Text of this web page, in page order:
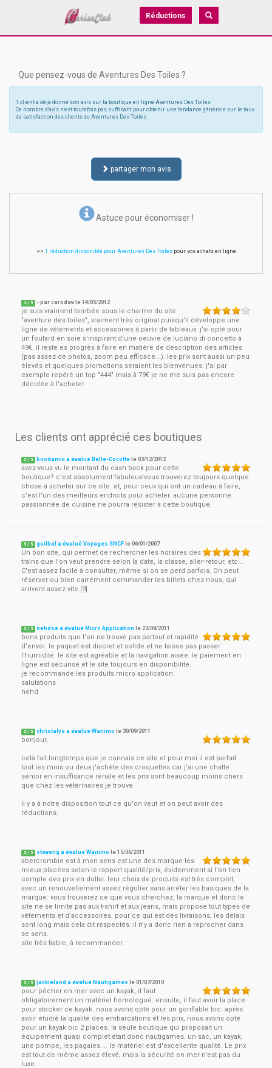
Réductions
Que pensez-vous de Aventures Des Toiles ?
1 client a déjà donné son avis sur la boutique en ligne Aventures Des Toiles
Ce nombre d'avis n'est toutefois pas suffisant pour obtenir une tendance générale sur le taux
de satisfaction des clients de Aventures Des Toiles
partager mon avis
Astuce pour économiser !
>> 1 réduction disponible pour Aventures Des Toilespour vos achats en ligne
4 / 5 - parcarodav le14/05/2012
je suis vraiment tombée sous le charme du site
"aventure des toiles", vraiment très original puisqu'il développe une
ligne de vêtements et accessoires à partir de tableaux. j'ai opté pour
un foulard en soie s'inspirant d'une oeuvre de luciano di concetto à
49€. il reste es progrès à faire en matière de description des articles
(pas assez de photos, zoom peu efficace...). les prix sont aussi un peu
élevés et quelques promotions seraient les bienvenues. j'ai par
exemple repéré un top "444" mais à 79€ je ne me suis pas encore
décidée à l'acheter.
Les clients ont apprécié ces boutiques
5 / 5 boodamix a évalué Belle-Cocotte le03/12/2012
avez-vous vu le montant du cash back pour cette
boutique? c'est absolument fabuleux!vous trouverez toujours quelque
chose à acheter sur ce site. et, pour ceux qui ont un cadeau à faire,
c'est l'un des meilleurs endroits pour acheter. aucune personne
passionnée de cuisine ne pourra résister à cette boutique.
5 / 5 guilbal a évalué Voyages SNCF le06/01/2007
Un bon site, qui permet de rechercher les horaires des
trains que l'on veut prendre selon la date, la classe, aller-retour, etc...
C'est assez facile à consulter, même si on se perd parfois. On peut
réserver ou bien carrément commander les billets chez nous, qui
arrivent assez vite.[9]
5 / 5 nehdse a évalué Micro Application le 23/08/2011
bons produits que l'on ne trouve pas partout et rapidité
d'envoi. le paquet est discret et solide et ne laisse pas passer
l'humidité. le site est agréable et la navigation aisée. le paiement en
ligne est sécurisé et le site toujours en disponibilité.
je recommande les produits micro application.
salutations
nehd
5 / 5 christalys a évalué Wanimo le30/09/2011
bonjour,
celà fait longtemps que je connais ce site et pour moi il est parfait.
tout les mois ou deux j'achète des croquettes car j'ai une chatte
sénior en insuffisance rénale et les prix sont beaucoup moins chers
que chez les vétérinaires je trouve.
il y a à notre disposition tout ce qu'on veut et on peut avoir des
réductions.
5 / 5 steveng a évalué Wanimo le15/06/2011
abercrombie est à mon sens est une des marque les
mieux placées selon le rapport qualité/prix, évidemment si l'on tien
compte des prix en dollar. leur choix de produits est très complet,
avec un renouvellement assez régulier sans arrêter les basiques de la
marque. vous trouverez ce que vous cherchez, la marque et donc le
site ne se limite pas aux t-shirt et aux jeans, mais propose tout types de
vêtements et d'accessoires. pour ce qui est des livraisons, les délais
sont long mais cela dit respectés. il n'y a donc rien à reprocher dans
se sens.
site très fiable, à recommander.
5 / 5 jackieland a évalué Nautigames le01/07/2010
pour pêcher en mer avec un kayak, il faut
obligatoirement un matériel homologué. ensuite, il faut avoir la place
pour stocker ce kayak. nous avons opté pour un gonflable bic. après
avoir étudié la qualité des embarcations et les prix, nous avons opté
pour un kayak bic 2 places. la seule boutique qui proposait un
équipement quasi complet était donc nautigames. un sac, un kayak,
une pompe, les pagaies.... le matériel est d'excellente qualité. Le prix
est tout de même assez élevé, mais la sécurité en mer n'est pas du
luxe.